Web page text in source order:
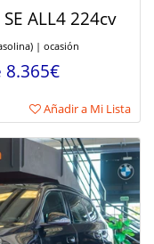
ALL4 224cv
| ocasión
Añadir a Mi Lista